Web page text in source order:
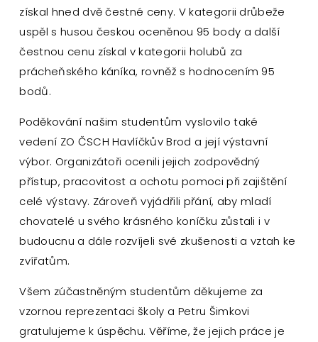
získal hned dvě čestné ceny. V kategorii drůbeže
uspěl s husou českou oceněnou 95 body a další
čestnou cenu získal v kategorii holubů za
prácheňského káníka, rovněž s hodnocením 95
bodů.
Poděkování našim studentům vyslovilo také
vedení ZO ČSCH Havlíčkův Brod a její výstavní
výbor. Organizátoři ocenili jejich zodpovědný
přístup, pracovitost a ochotu pomoci při zajištění
celé výstavy. Zároveň vyjádřili přání, aby mladí
chovatelé u svého krásného koníčku zůstali i v
budoucnu a dále rozvíjeli své zkušenosti a vztah ke
zvířatům.
Všem zúčastněným studentům děkujeme za
vzornou reprezentaci školy a Petru Šimkovi
gratulujeme k úspěchu. Věříme, že jejich práce je